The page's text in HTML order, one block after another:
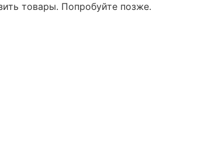
товары. Попробуйте позже.